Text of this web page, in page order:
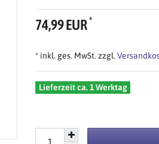
74,99 EUR*
* inkl. ges. MwSt. zzgl.
Lieferzeit ca. 1 Werktag